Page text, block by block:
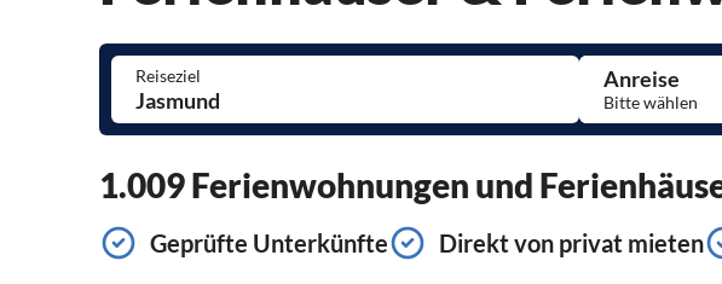
Reiseziel Anreise
1.009 Ferienwohnungen und
Geprüfte Unterkünfte Direkt von privat mieten